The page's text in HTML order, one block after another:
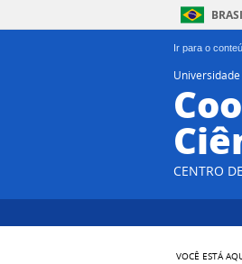
Ir para o
Universidade
CENTRO
VOCÊ ESTÁ